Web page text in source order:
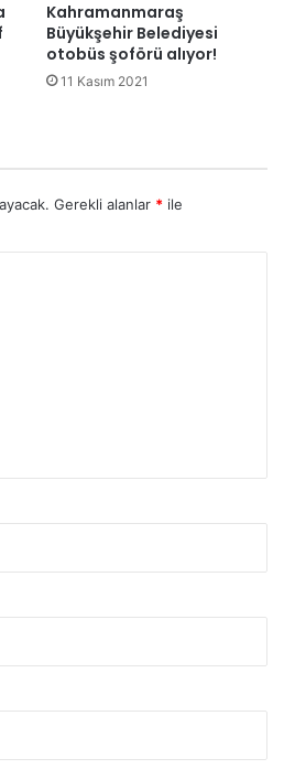
Kahramanmaraş
Büyükşehir Belediyesi
otobüs şoförü alıyor!
11 Kasım 2021
Gerekli alanlar * ile